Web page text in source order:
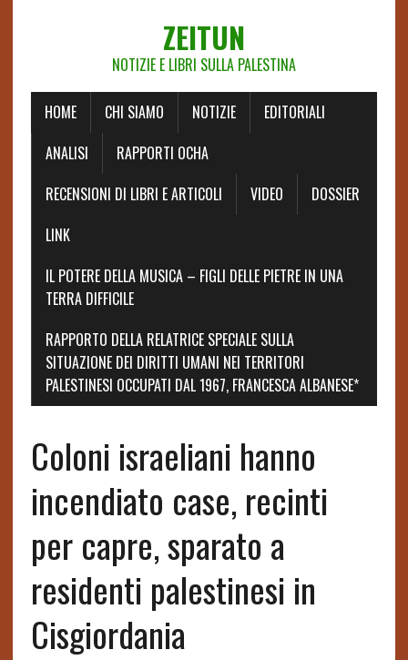
ZEITUN
NOTIZIE E LIBRI SULLA PALESTINA
HOME CHI SIAMO NOTIZIE
EDITORIALI
ANALISI
RAPPORTI OCHA
RECENSIONI DI LIBRI E ARTICOLI
VIDEO
DOSSIER
LINK
IL POTERE DELLA MUSICA – FIGLI DELLE PIETRE IN UNA
TERRA DIFFICILE
RAPPORTO DELLA RELATRICE SPECIALE SULLA
SITUAZIONE DEI DIRITTI UMANI NEI TERRITORI
PALESTINESI OCCUPATI DAL 1967, FRANCESCA ALBANESE*
Coloni israeliani hanno
incendiato case, recinti
per capre, sparato a
residenti palestinesi in
Cisgiordania